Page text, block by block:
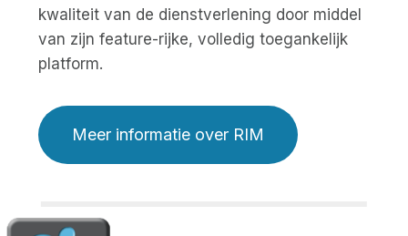
kwaliteit van de dienstverlening door middel
van zijn feature-rijke, volledig toegankelijk
platform.
Meer informatie over RIM